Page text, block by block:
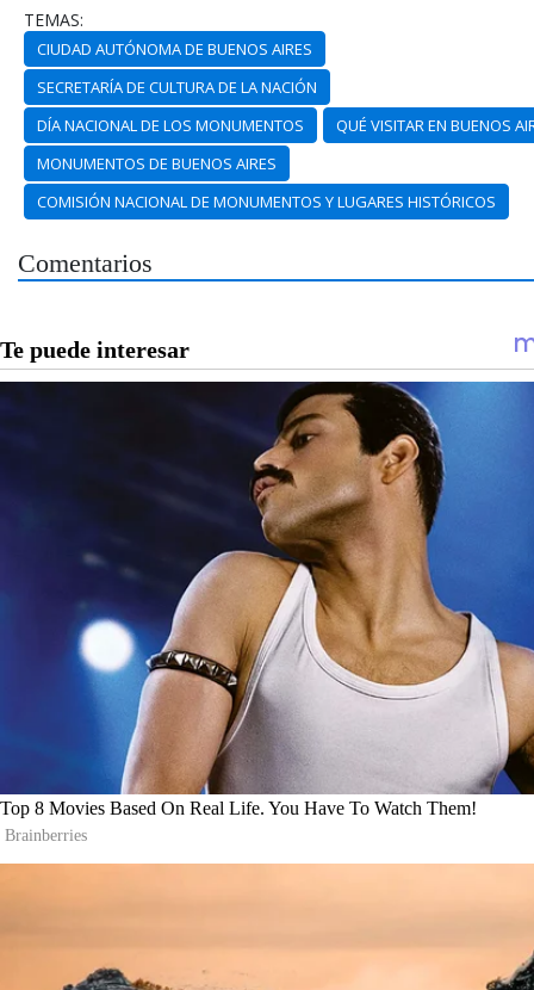
TEMAS:
CIUDAD AUTÓNOMA DE BUENOS AIRES
SECRETARÍA DE CULTURA DE LA NACIÓN
DÍA NACIONAL DE LOS MONUMENTOS
QUÉ VISITAR EN BUENOS
MONUMENTOS DE BUENOS AIRES
COMISIÓN NACIONAL DE MONUMENTOS Y LUGARES HISTÓRICOS
Comentarios